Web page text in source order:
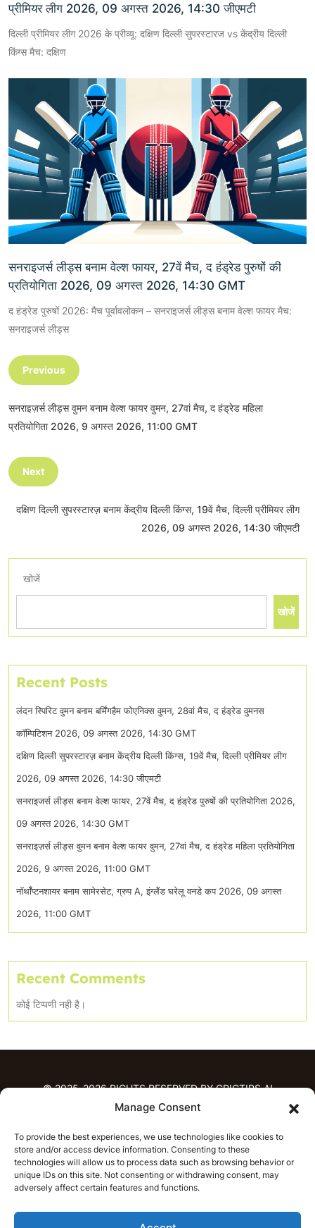
Manage Consent
To provide the best experiences, we use technologies like cookies to
store and/or access device information. Consenting to these
technologies will allow us to process data such as browsing behavior or
unique IDs on this site. Not consenting or withdrawing consent, may
adversely affect certain features and functions.
प्रीमियर लीग 2026, 09 अगस्त 2026, 14:30 जीएमटी
दिल्ली प्रीमियर लीग 2026 के प्रीव्यू: दक्षिण दिल्ली सुपरस्टारज vs केंद्रीय दिल्ली
किंग्स मैच: दक्षिण
सनराइजर्स लीड्स बनाम वेल्श फायर, 27वें मैच, द हंड्रेड पुरुषों की
प्रतियोगिता 2026, 09 अगस्त 2026, 14:30 GMT
द हंड्रेड पुरुषों 2026: मैच पूर्वावलोकन – सनराइजर्स लीड्स बनाम वेल्श फायर मैच:
सनराइजर्स लीड्स
Previous
सनराइज़र्स लीड्स वुमन बनाम वेल्श फायर वुमन, 27वां मैच, द हंड्रेड महिला
प्रतियोगिता 2026, 9 अगस्त 2026, 11:00 GMT
Next
दक्षिण दिल्ली सुपरस्टारज़ बनाम केंद्रीय दिल्ली किंग्स, 19वें मैच, दिल्ली प्रीमियर लीग
2026, 09 अगस्त 2026, 14:30 जीएमटी
खोजें
खोजें
Recent Posts
लंदन स्पिरिट वुमन बनाम बर्मिंगहैम फोएनिक्स वुमन, 28वां मैच, द हंड्रेड वुमनस
कॉम्पिटिशन 2026, 09 अगस्त 2026, 14:30 GMT
दक्षिण दिल्ली सुपरस्टारज़ बनाम केंद्रीय दिल्ली किंग्स, 19वें मैच, दिल्ली प्रीमियर लीग
2026, 09 अगस्त 2026, 14:30 जीएमटी
सनराइजर्स लीड्स बनाम वेल्श फायर, 27वें मैच, द हंड्रेड पुरुषों की प्रतियोगिता 2026,
09 अगस्त 2026, 14:30 GMT
सनराइज़र्स लीड्स वुमन बनाम वेल्श फायर वुमन, 27वां मैच, द हंड्रेड महिला प्रतियोगिता
2026, 9 अगस्त 2026, 11:00 GMT
नॉर्थॉंप्टनशायर बनाम सामेरसेट, ग्रुप A, इंग्लैंड घरेलू वनडे कप 2026, 09 अगस्त
2026, 11:00 GMT
Recent Comments
कोई टिप्पणी नही है।
© 2025-2026 RIGHTS RESERVED BY CRICTIPS.AI
भविष्यवाणियाँ
आईपीएल भविष्यवाणियाँ
टी20 लीग भविष्यवाणियाँ
महिला क्रिकेट
नवीनतम क्रिकेट भविष्यवाणियाँ
भविष्यवाणी विश्लेषण
समाचार